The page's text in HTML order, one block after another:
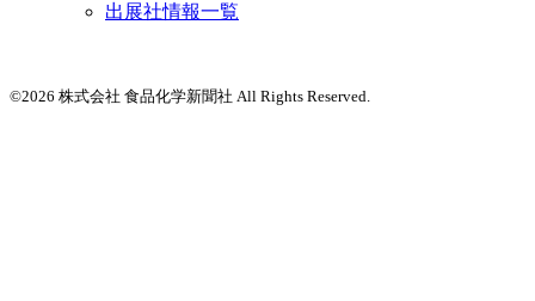
出展社情報一覧
©2026 株式会社 食品化学新聞社 All Rights Reserved.